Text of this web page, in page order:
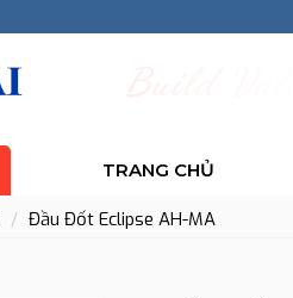
TRANG CHỦ
Đầu Đốt Eclipse AH-MA